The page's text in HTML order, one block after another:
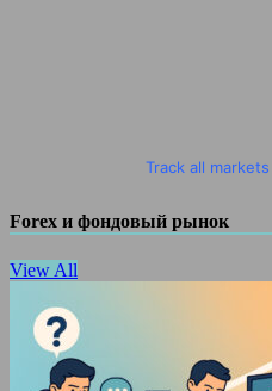
Track all
Forex и фондовый рынок
View All